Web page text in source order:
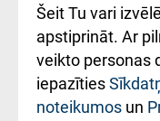
Rekvizīti un
ārstniecības
iestādes kods
010000234
Šeit Tu vari
apstiprināt. Ar
veikto personas
iepazīties
noteikumos un